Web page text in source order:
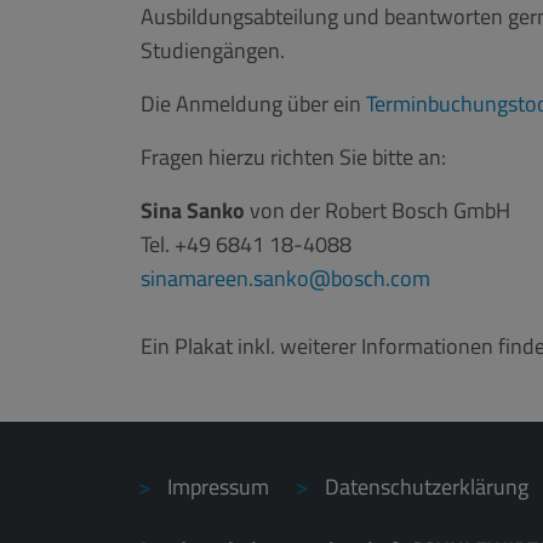
Ausbildungsabteilung und beantworten
Studiengängen.
Die Anmeldung über ein
Fragen hierzu richten Sie bitte an:
Sina Sankovon der Robert Bosch GmbH
Tel. +49 6841 18-4088
sinamareen.sanko
bosch.com
Ein Plakat inkl. weiterer Informationen
Impressum Datenschutzerklärung